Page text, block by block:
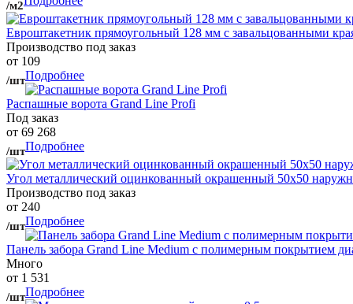
/м2
Евроштакетник прямоугольный 128 мм с завальцованными
Производство под заказ
от 109
/штПодробнее
Распашные ворота Grand Line Profi
Под заказ
от 69 268
/штПодробнее
Угол металлический оцинкованный окрашенный 50х50
Производство под заказ
от 240
/штПодробнее
Панель забора Grand Line Medium с полимерным покрытием
Много
от 1 531
/штПодробнее